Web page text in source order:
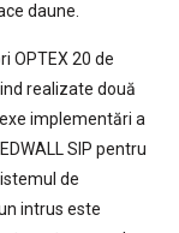
daune.
OPTEX 20 de
realizate două
implementări a
SIP pentru
de
intrus este